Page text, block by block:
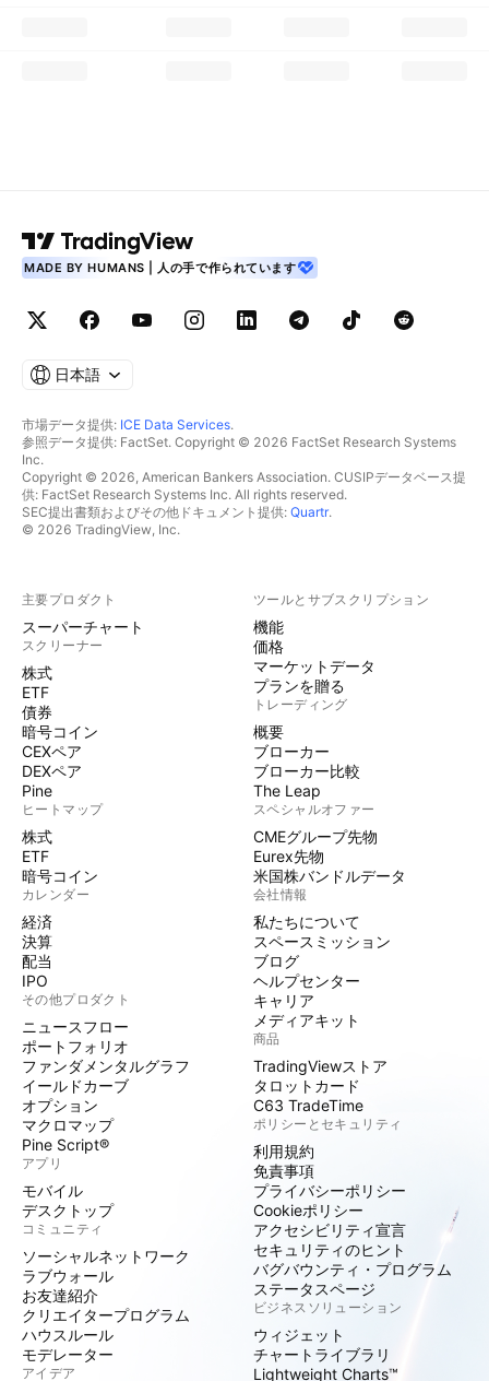
MADE BY HUMANS | 人の手で作られています
日本語
市場データ提供: ICE Data Services.
参照データ提供: FactSet. Copyright © 2026 FactSet Research Systems
Inc.
Copyright © 2026, American Bankers Association. CUSIPデータベース提
供: FactSet Research Systems Inc. All rights reserved.
SEC提出書類およびその他ドキュメント提供: Quartr.
© 2026 TradingView, Inc.
主要プロダクト
スーパーチャート
スクリーナー
株式
ETF
債券
暗号コイン
CEXペア
DEXペア
Pine
ヒートマップ
株式
ETF
暗号コイン
カレンダー
経済
決算
配当
IPO
その他プロダクト
ニュースフロー
ポートフォリオ
ファンダメンタルグラフ
イールドカーブ
オプション
マクロマップ
Pine Script®
アプリ
モバイル
デスクトップ
コミュニティ
ソーシャルネットワーク
ラブウォール
お友達紹介
クリエイタープログラム
ハウスルール
モデレーター
アイデア
ツールとサブスクリプション
機能
価格
マーケットデータ
プランを贈る
トレーディング
概要
ブローカー
ブローカー比較
The Leap
スペシャルオファー
CMEグループ先物
Eurex先物
米国株バンドルデータ
会社情報
私たちについて
スペースミッション
ブログ
ヘルプセンター
キャリア
メディアキット
商品
TradingViewストア
タロットカード
C63 TradeTime
ポリシーとセキュリティ
利用規約
免責事項
プライバシーポリシー
Cookieポリシー
アクセシビリティ宣言
セキュリティのヒント
バグバウンティ・プログラム
ステータスページ
ビジネスソリューション
ウィジェット
チャートライブラリ
Lightweight Charts™